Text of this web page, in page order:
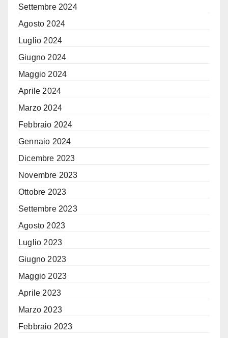
Settembre 2024
Agosto 2024
Luglio 2024
Giugno 2024
Maggio 2024
Aprile 2024
Marzo 2024
Febbraio 2024
Gennaio 2024
Dicembre 2023
Novembre 2023
Ottobre 2023
Settembre 2023
Agosto 2023
Luglio 2023
Giugno 2023
Maggio 2023
Aprile 2023
Marzo 2023
Febbraio 2023